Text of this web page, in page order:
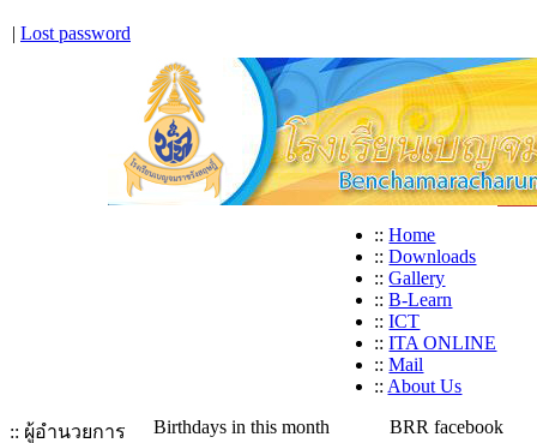
| Lost password
:: Home
:: Downloads
:: Gallery
:: B-Learn
:: ICT
:: ITA ONLINE
:: Mail
:: About Us
:: ผู้อำนวยการ
Birthdays in this month
BRR facebook